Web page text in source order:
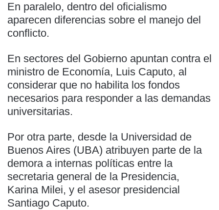
En paralelo, dentro del oficialismo
aparecen diferencias sobre el manejo del
conflicto.
En sectores del Gobierno apuntan contra el
ministro de Economía, Luis Caputo, al
considerar que no habilita los fondos
necesarios para responder a las demandas
universitarias.
Por otra parte, desde la Universidad de
Buenos Aires (UBA) atribuyen parte de la
demora a internas políticas entre la
secretaria general de la Presidencia,
Karina Milei, y el asesor presidencial
Santiago Caputo.